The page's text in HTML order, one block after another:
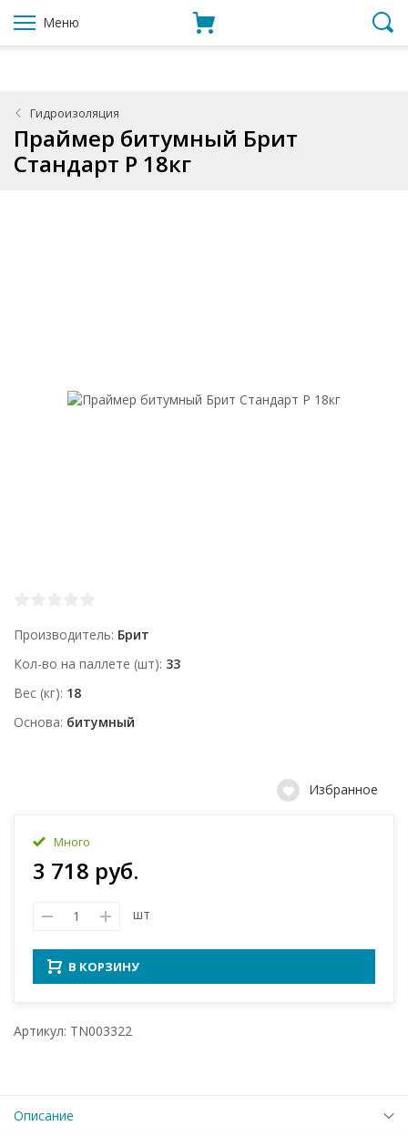
Меню
Гидроизоляция
Праймер битумный Брит
Стандарт Р 18кг
Производитель Брит
Кол-во на паллете (шт) 33
Вес (кг) 18
Основа битумный
Избранное
Много
3 718 руб.
шт
В КОРЗИНУ
Артикул: TN003322
Описание